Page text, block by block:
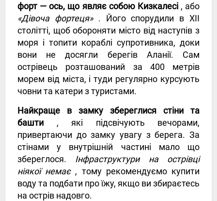
форт — ось, що являє собою Кизкалесі, або
«Дівоча фортеця». Його спорудили в XII
столітті, щоб обороняти місто від наступів з
моря і топити кораблі супротивника, доки
вони не досягли берегів Аланії. Сам
острівець розташований за 400 метрів
морем від міста, і туди регулярно курсують
човни та катери з туристами.
Найкраще в замку збереглися стіни та
башти , які підсвічують вечорами,
привертаючи до замку увагу з берега. За
стінами у внутрішній частині мало що
збереглося. Інфраструктури на острівці
ніякої немає, тому рекомендуємо купити
воду та подбати про їжу, якщо ви збираєтесь
на острів надовго.